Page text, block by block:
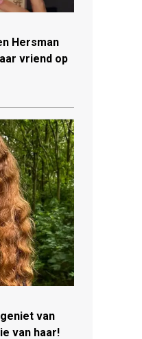
Hersman
vriend op
van
van haar!